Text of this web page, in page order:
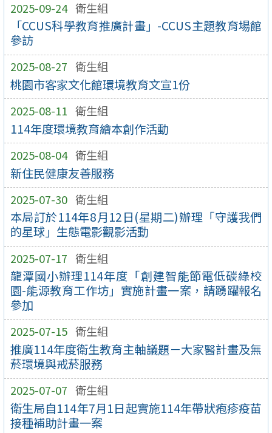
2025-09-24 衛生組
「CCUS科學教育推廣計畫」-CCUS主題教育場館
參訪
2025-08-27 衛生組
桃園市客家文化館環境教育文宣1份
2025-08-11 衛生組
114年度環境教育繪本創作活動
2025-08-04 衛生組
新住民健康友善服務
2025-07-30 衛生組
本局訂於114年8月12日(星期二)辦理「守護我們
的星球」生態電影觀影活動
2025-07-17 衛生組
龍潭國小辦理114年度「創建智能節電低碳綠校
園-能源教育工作坊」實施計畫一案，請踴躍報名
參加
2025-07-15 衛生組
推廣114年度衛生教育主軸議題－大家醫計畫及無
菸環境與戒菸服務
2025-07-07 衛生組
衛生局自114年7月1日起實施114年帶狀疱疹疫苗
接種補助計畫一案